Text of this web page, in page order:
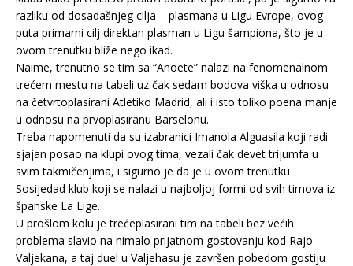
razliku od dosadašnjeg cilja – plasmana u Ligu Evrope, ovog
puta primarni cilj direktan plasman u Ligu šampiona, što je u
ovom trenutku bliže nego ikad.
Naime, trenutno se tim sa “Anoete” nalazi na fenomenalnom
trećem mestu na tabeli uz čak sedam bodova viška u odnosu
na četvrtoplasirani Atletiko Madrid, ali i isto toliko poena manje
u odnosu na prvoplasiranu Barselonu.
Treba napomenuti da su izabranici Imanola Alguasila koji radi
sjajan posao na klupi ovog tima, vezali čak devet trijumfa u
svim takmičenjima, i sigurno je da je u ovom trenutku
Sosijedad klub koji se nalazi u najboljoj formi od svih timova iz
španske La Lige.
U prošlom kolu je trećeplasirani tim na tabeli bez većih
problema slavio na nimalo prijatnom gostovanju kod Rajo
Valjekana, a taj duel u Valjehasu je završen pobedom gostiju